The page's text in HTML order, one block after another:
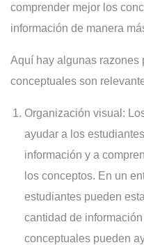
comprender mejor los
información de manera
Aquí hay algunas razones
conceptuales son
Organización visual:
ayudar a los
información y a
los conceptos. En un
estudiantes pueden
cantidad de
conceptuales pueden